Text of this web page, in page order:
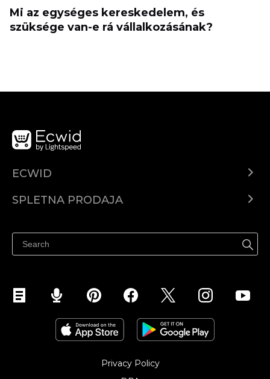
Mi az egységes kereskedelem, és
szüksége van-e rá vállalkozásának?
ECWID
SPLETNA PRODAJA
Prodaja na Instagramu
Privacy Policy